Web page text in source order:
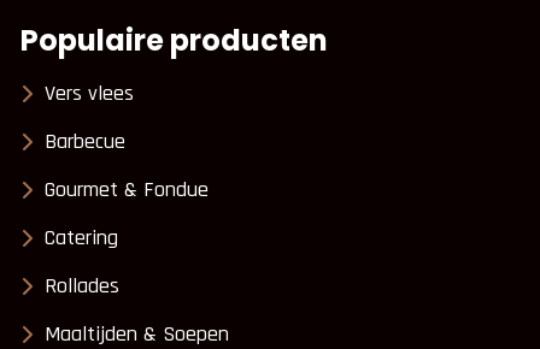
Populaire producten
Vers vlees
Barbecue
Gourmet & Fondue
Catering
Rollades
Maaltijden & Soepen